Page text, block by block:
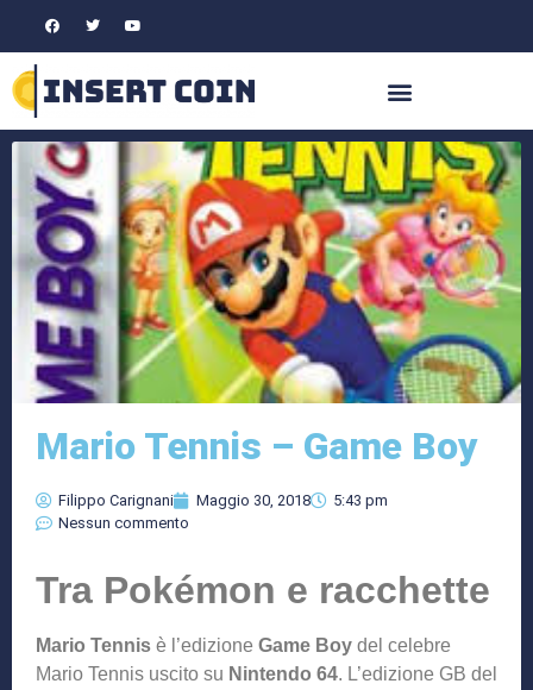
Mario Tennis – Game Boy
Filippo Carignani Maggio 30, 2018
5:43 pm
Nessun commento
Tra Pokémon e racchette
Mario Tennis è l’edizione Game Boy del celebre
Mario Tennis uscito su Nintendo 64. L’edizione GB del